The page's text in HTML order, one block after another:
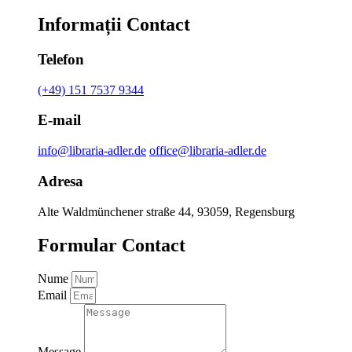
Informații Contact
Telefon
(+49) 151 7537 9344
E-mail
info@libraria-adler.de office@libraria-adler.de
Adresa
Alte Waldmünchener straße 44, 93059, Regensburg
Formular Contact
Nume
Email